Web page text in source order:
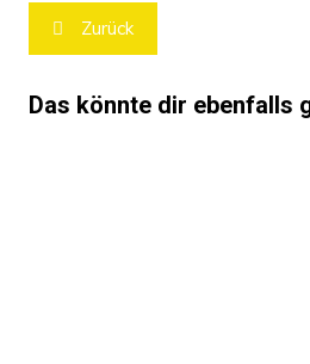
Beitragsnavigation
Zurück
Das könnte dir ebenfalls